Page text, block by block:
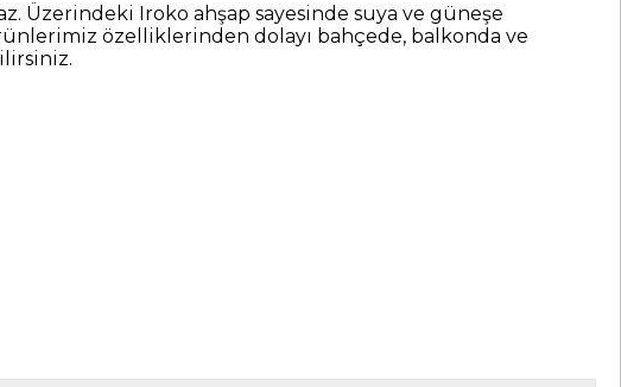
Iroko ahşap sayesinde suya ve güneşe
özelliklerinden dolayı bahçede, balkonda ve